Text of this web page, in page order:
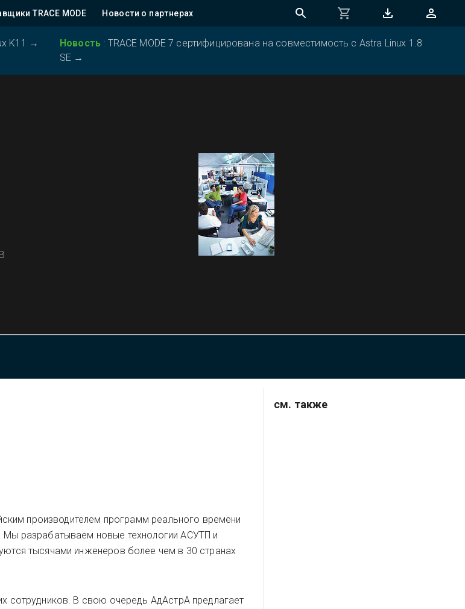
TRACE MODE Новости о партнерах
K11 → Новость : TRACE MODE 7 сертифицирована на совместимость с Astra Linux 1.8
SE →
производителем программ реального времени
Мы разрабатываем новые технологии АСУТП и
тысячами инженеров более чем в 30 странах
сотрудников. В свою очередь АдАстрА предлагает
см. также